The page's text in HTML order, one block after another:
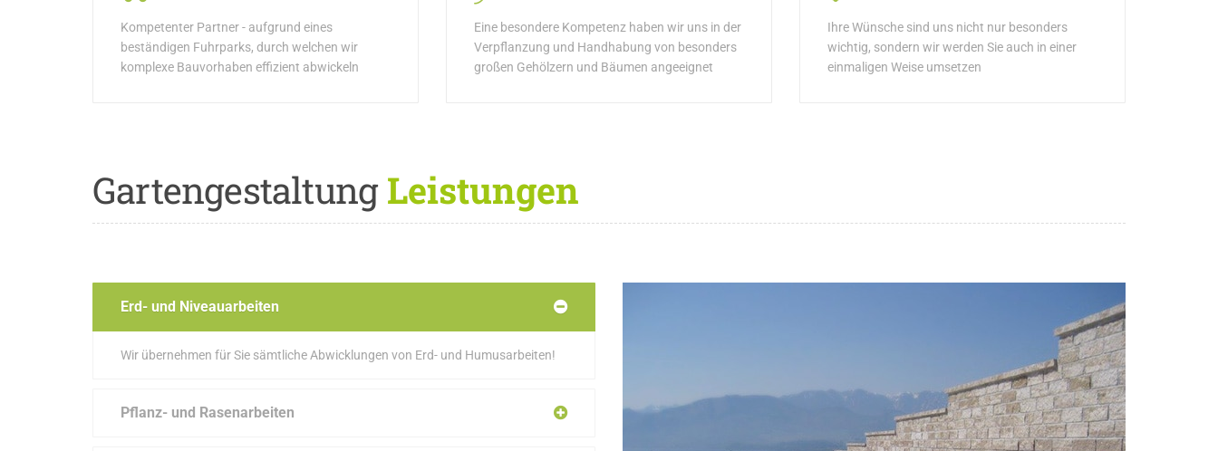
Kompetenter Partner - aufgrund eines
beständigen Fuhrparks, durch welchen wir
komplexe Bauvorhaben effizient abwickeln
Eine besondere Kompetenz haben wir uns in der
Verpflanzung und Handhabung von besonders
großen Gehölzern und Bäumen angeeignet
Ihre Wünsche sind uns nicht nur besonders
wichtig, sondern wir werden Sie auch in einer
einmaligen Weise umsetzen
Gartengestaltung Leistungen
Erd- und Niveauarbeiten
Wir übernehmen für Sie sämtliche Abwicklungen von Erd- und Humusarbeiten!
Pflanz- und Rasenarbeiten